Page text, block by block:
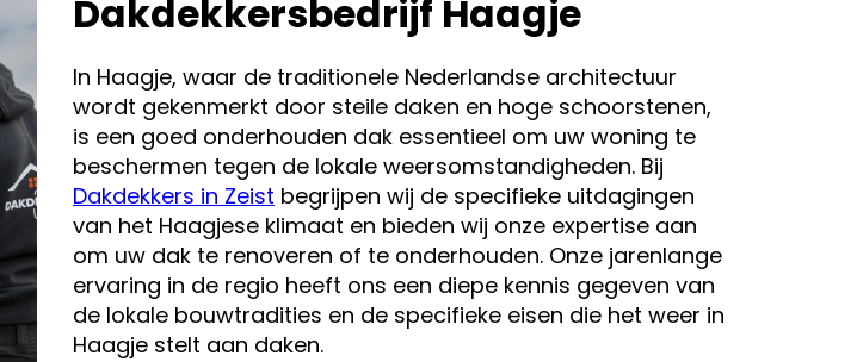
Dakdekkersbedrijf Haagje
In Haagje, waar de traditionele Nederlandse architectuur
wordt gekenmerkt door steile daken en hoge schoorstenen,
is een goed onderhouden dak essentieel om uw woning te
beschermen tegen de lokale weersomstandigheden. Bij
Dakdekkers in Zeist begrijpen wij de specifieke uitdagingen
van het Haagjese klimaat en bieden wij onze expertise aan
om uw dak te renoveren of te onderhouden. Onze jarenlange
ervaring in de regio heeft ons een diepe kennis gegeven van
de lokale bouwtradities en de specifieke eisen die het weer in
Haagje stelt aan daken.